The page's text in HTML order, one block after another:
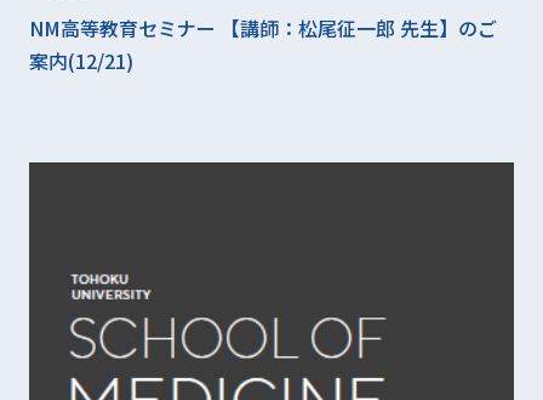
NM高等教育セミナー 【講師：松尾征一郎 先生】のご
案内(12/21)